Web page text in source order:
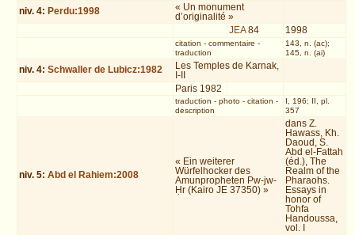
niv. 4: Perdu:1998
« Un monument
d’originalité »
JEA84 1998
citation - commentaire -
traduction
143, n. (ac);
145, n. (ai)
niv. 4:Schwaller de Lubicz:1982
Les Temples de Karnak,
I-II
Paris 1982
traduction - photo- citation -
description
I, 196; II, pl.
357
niv. 5:Abd el Rahiem:2008
« Ein weiterer
Würfelhocker des
Amunpropheten Pw-jw-
Ḥr (Kairo JE 37350) »
dans Z.
Hawass, Kh.
Daoud, S.
Abd el-Fattah
(éd.), The
Realm of the
Pharaohs.
Essays in
honor of
Tohfa
Handoussa,
vol. I